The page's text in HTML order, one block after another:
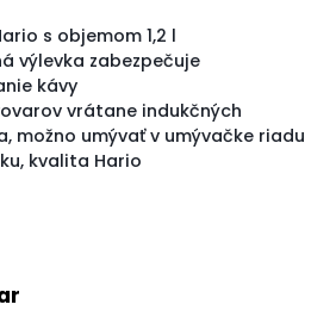
s objemom 1,2 l
výlevka zabezpečuje
kávy
vrátane indukčných
možno umývať v umývačke riadu
kvalita Hario